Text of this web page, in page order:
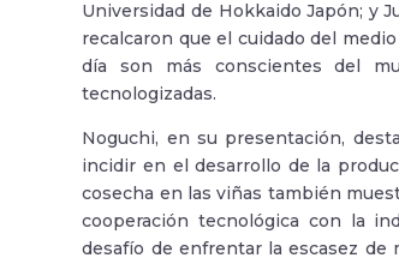
Universidad de Hokkaido Japón; y
recalcaron que el cuidado del
día son más conscientes del
tecnologizadas.
Noguchi, en su presentación,
incidir en el desarrollo de la
cosecha en las viñas también
cooperación tecnológica con la
desafío de enfrentar la escasez de